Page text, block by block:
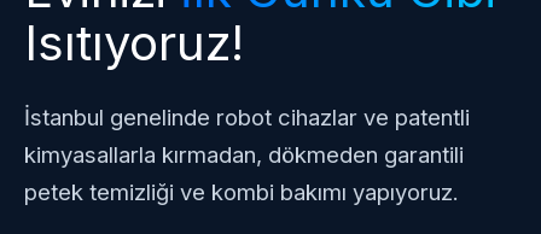
Isıtıyoruz!
İstanbul genelinde robot cihazlar ve patentli
kimyasallarla kırmadan, dökmeden garantili
petek temizliği ve kombi bakımı yapıyoruz.